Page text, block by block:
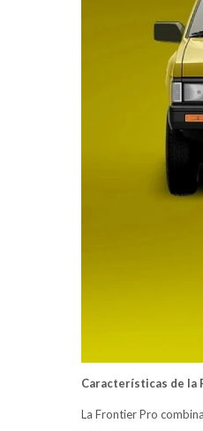
Características de la
La Frontier Pro